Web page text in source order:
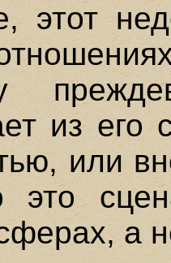
этот
из его
или
это
а